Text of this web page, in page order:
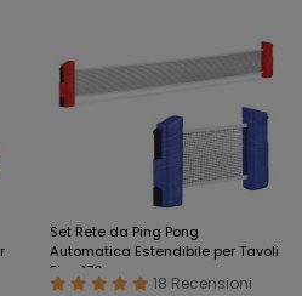
Set Rete da Ping Pong
Automatica Estendibile per Tavoli
Fino 170 cm
18 Recensioni